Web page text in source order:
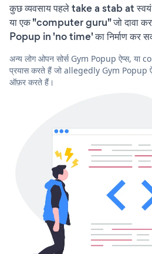
कुछ व्यवसाय पहले take a stab at
या एक "computer guru" जो दावा
Popup in 'no time' का निर्माण कर
अन्य लोग ओपन सोर्स Gym Popup ऐप्स, या
प्रयास करते हैं जो allegedly Gym
ऑफ़र करते हैं।